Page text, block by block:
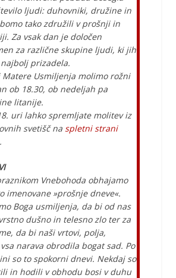
ljudi: duhovniki, družine in
tako združili v prošnji in
Za vsak dan je določen
za različne skupine ljudi, ki jih
prizadela.
Matere Usmiljenja molimo rožni
ob 18.30, ob nedeljah pa
litanije.
uri lahko spremljate molitev iz
svetišč na spletni strani
.
Vnebohoda obhajamo
imenovane »prošnje dneve«.
Boga usmiljenja, da bi od nas
dušno in telesno zlo ter za
da bi naši vrtovi, polja,
narava obrodila bogat sad. Po
so to spokorni dnevi. Nekdaj so
in hodili v obhodu bosi v duhu